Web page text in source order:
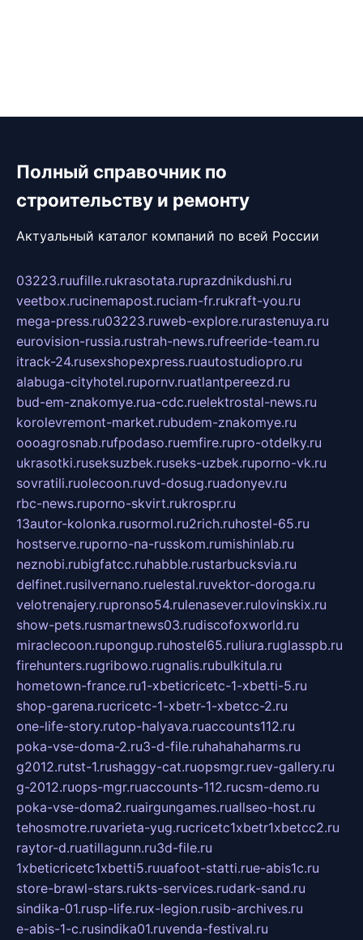
Полный справочник по
строительству и ремонту
Актуальный каталог компаний по всей России
03223.ruufille.rukrasotata.ruprazdnikdushi.ru
veetbox.rucinemapost.ruciam-fr.rukraft-you.ru
mega-press.ru03223.ruweb-explore.rurastenuya.ru
eurovision-russia.rustrah-news.rufreeride-team.ru
itrack-24.rusexshopexpress.ruautostudiopro.ru
alabuga-cityhotel.rupornv.ruatlantpereezd.ru
bud-em-znakomye.rua-cdc.ruelektrostal-news.ru
korolevremont-market.rubudem-znakomye.ru
oooagrosnab.rufpodaso.ruemfire.rupro-otdelky.ru
ukrasotki.ruseksuzbek.ruseks-uzbek.ruporno-vk.ru
sovratili.ruolecoon.ruvd-dosug.ruadonyev.ru
rbc-news.ruporno-skvirt.rukrospr.ru
13autor-kolonka.rusormol.ru2rich.ruhostel-65.ru
hostserve.ruporno-na-russkom.rumishinlab.ru
neznobi.rubigfatcc.ruhabble.rustarbucksvia.ru
delfinet.rusilvernano.ruelestal.ruvektor-doroga.ru
velotrenajery.rupronso54.rulenasever.rulovinskix.ru
show-pets.rusmartnews03.rudiscofoxworld.ru
miraclecoon.rupongup.ruhostel65.ruliura.ruglasspb.ru
firehunters.rugribowo.rugnalis.rubulkitula.ru
hometown-france.ru1-xbeticricetc-1-xbetti-5.ru
shop-garena.rucricetc-1-xbetr-1-xbetcc-2.ru
one-life-story.rutop-halyava.ruaccounts112.ru
poka-vse-doma-2.ru3-d-file.ruhahahaharms.ru
g2012.rutst-1.rushaggy-cat.ruopsmgr.ruev-gallery.ru
g-2012.ruops-mgr.ruaccounts-112.rucsm-demo.ru
poka-vse-doma2.ruairgungames.ruallseo-host.ru
tehosmotre.ruvarieta-yug.rucricetc1xbetr1xbetcc2.ru
raytor-d.ruatillagunn.ru3d-file.ru
1xbeticricetc1xbetti5.ruuafoot-statti.rue-abis1c.ru
store-brawl-stars.rukts-services.rudark-sand.ru
sindika-01.rusp-life.rux-legion.rusib-archives.ru
e-abis-1-c.rusindika01.ruvenda-festival.ru